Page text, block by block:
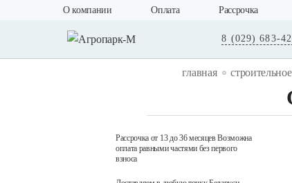
О компании Оплата Рассрочка
8 (029) 683-
главная
Рассрочка от 13 до 36 месяцев Возможна
оплата равными частями без первого
взноса